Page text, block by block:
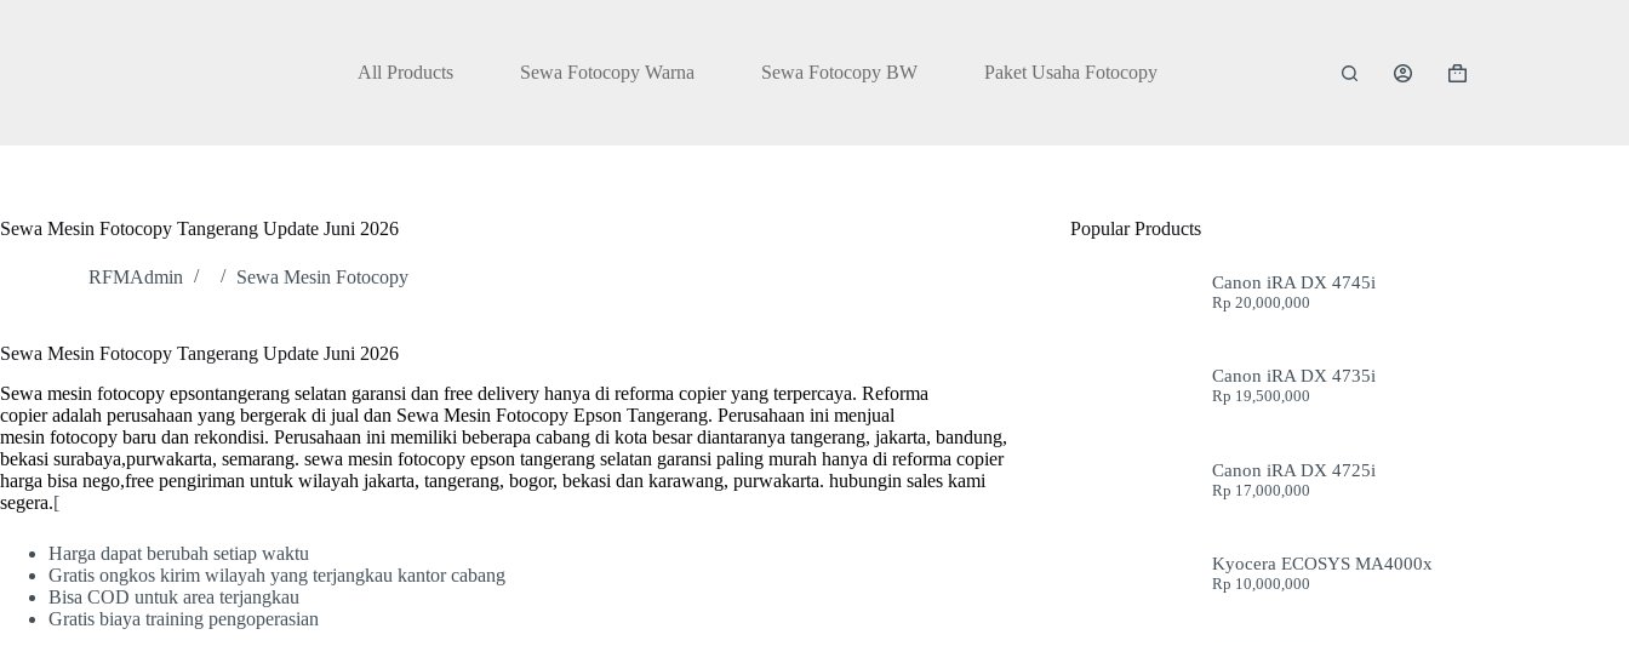
All Products
Sewa Fotocopy Warna Sewa Fotocopy BW Paket Usaha Fotocopy
Shopping
Sewa Mesin Fotocopy Tangerang Update Juni 2026
RFMAdmin Sewa Mesin Fotocopy
Sewa Mesin Fotocopy Tangerang Update Juni 2026
Sewa mesin fotocopy epsontangerang selatan garansi dan free delivery hanya di reforma copier yang terpercaya. Reforma
copieradalah perusahaan yang bergerak di jual dan Sewa Mesin Fotocopy Epson Tangerang. Perusahaan ini menjual
mesin fotocopy baru dan rekondisi. Perusahaan ini memiliki beberapa cabang di kota besar diantaranya tangerang, jakarta, bandung,
bekasi surabaya,purwakarta, semarang. sewa mesin fotocopy epson tangerang selatan garansi paling murah hanya di reforma copier
harga bisa nego,free pengiriman untuk wilayah jakarta, tangerang, bogor, bekasi dan karawang, purwakarta. hubungin sales kami
segera.[
Harga dapat berubah setiap waktu
Gratis ongkos kirim wilayah yang terjangkau kantor cabang
Bisa COD untuk area terjangkau
Gratis biaya training pengoperasian
Popular Products
Canon iRA DX 4745i
Rp 20,000,000
Canon iRA DX 4735i
Rp 19,500,000
Canon iRA DX 4725i
Rp 17,000,000
Kyocera ECOSYS MA4000x
Rp 10,000,000